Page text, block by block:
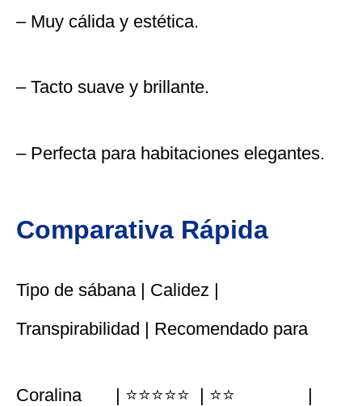
– Muy cálida y estética.
– Tacto suave y brillante.
– Perfecta para habitaciones elegantes.
Comparativa Rápida
Tipo de sábana | Calidez |
Transpirabilidad | Recomendado para
Coralina | ⭐⭐⭐⭐⭐ | ⭐⭐ |